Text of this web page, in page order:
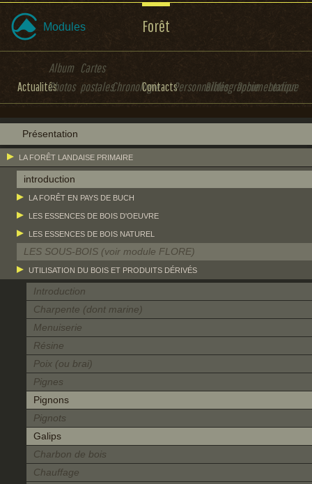
Modules Forêt
Actualités
Album
Photos
Cartes
postalesChronologieContactsPersonnalitésBibliographieDocumentation
Lexique
Présentation
LA FORÊT LANDAISE PRIMAIRE
introduction
LA FORÊT EN PAYS DE BUCH
LES ESSENCES DE BOIS D'OEUVRE
LES ESSENCES DE BOIS NATUREL
LES SOUS-BOIS (voir module FLORE)
UTILISATION DU BOIS ET PRODUITS DÉRIVÉS
Introduction
Charpente (dont marine)
Menuiserie
Résine
Poix (ou brai)
Pignes
Pignons
Pignots
Galips
Charbon de bois
Chauffage